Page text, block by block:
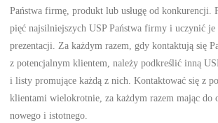
Państwa firmę, produkt lub usługę od konkurencji.
pięć najsilniejszych USP Państwa firmy i uczynić je
prezentacji. Za każdym razem, gdy kontaktują się
z potencjalnym klientem, należy podkreślić inną
i listy promujące każdą z nich. Kontaktować się z
klientami wielokrotnie, za każdym razem mając do
nowego i istotnego.